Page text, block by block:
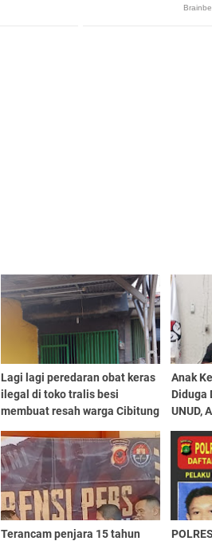
Lagi lagi peredaran obat keras
ilegal di toko tralis besi
membuat resah warga Cibitung
Anak
Diduga
UNUD,
Terancam penjara 15 tahun